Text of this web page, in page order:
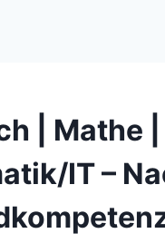
| Mathe |
IT –